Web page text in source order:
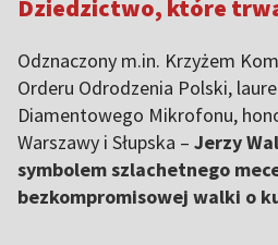
Dziedzictwo, które
Odznaczony m.in. Krzyżem
Orderu Odrodzenia Polski,
Diamentowego Mikrofonu,
Warszawy i Słupska – Jerzy
symbolem szlachetnego
bezkompromisowej walki o